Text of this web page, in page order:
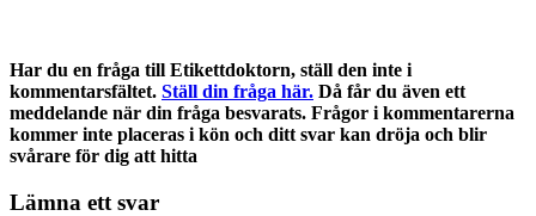
Har du en fråga till Etikettdoktorn, ställ den inte i
kommentarsfältet. Ställ din fråga här. Då får du även ett
meddelande när din fråga besvarats. Frågor i kommentarerna
kommer inte placeras i kön och ditt svar kan dröja och blir
svårare för dig att hitta
Lämna ett svar